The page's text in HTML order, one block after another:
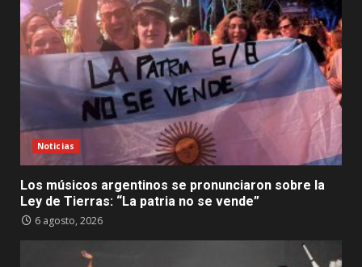
Noticias
Los músicos argentinos se pronunciaron sobre la
Ley de Tierras: “La patria no se vende”
6 agosto, 2026